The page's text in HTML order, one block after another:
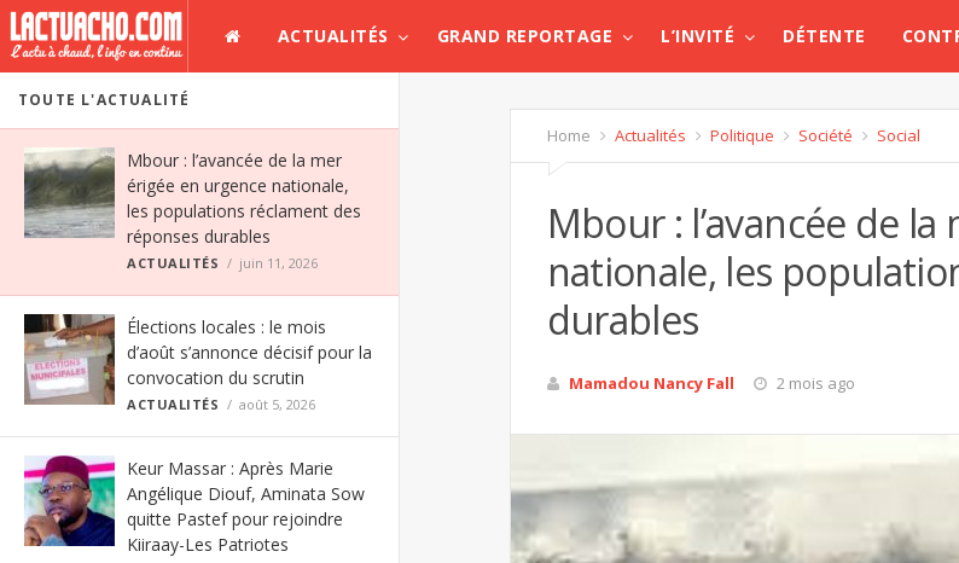
ACTUALITÉS GRAND REPORTAGE L’INVITÉ DÉTENTE
TOUTE L'ACTUALITÉ
Mbour : l’avancée de la mer
érigée en urgence nationale,
les populations réclament des
réponses durables
ACTUALITÉS juin 11, 2026
Élections locales : le mois
d’août s’annonce décisif pour la
convocation du scrutin
ACTUALITÉS août 5, 2026
Keur Massar : Après Marie
Angélique Diouf, Aminata Sow
quitte Pastef pour rejoindre
Kiiraay-Les Patriotes
Home Actualités Politique Société Social
Mbour : l’avancée de
nationale, les
durables
Mamadou Nancy Fall 2 mois ago